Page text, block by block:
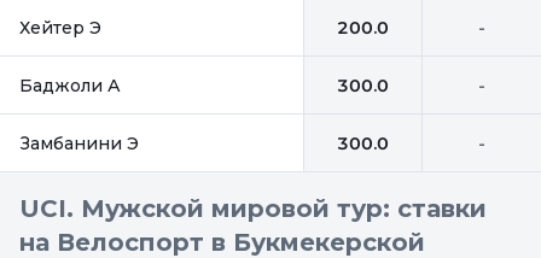
Хейтер Э 200.0 -
Баджоли А 300.0 -
Замбанини Э 300.0 -
UCI. Мужской мировой тур: ставки
на Велоспорт в Букмекерской